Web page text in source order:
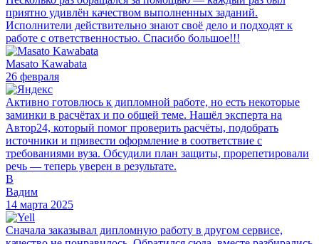
приятно удивлён качеством выполненных заданий.
Исполнители действительно знают своё дело и подходят к
работе с ответственностью. Спасибо большое!!!
Masato Kawabata
26 февраля
Активно готовлюсь к дипломной работе, но есть некоторые
заминки в расчётах и по общей теме. Нашёл эксперта на
Автор24, который помог проверить расчёты, подобрать
источники и привести оформление в соответствие с
требованиями вуза. Обсудили план защиты, прорепетировали
речь — теперь уверен в результате.
В
Вадим
14 марта 2025
Сначала заказывал дипломную работу в другом сервисе,